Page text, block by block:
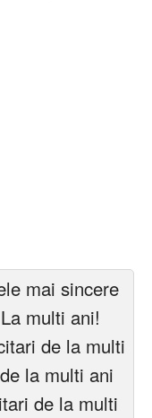
mai sincere
multi ani!
de la multi
la multi ani
de la multi